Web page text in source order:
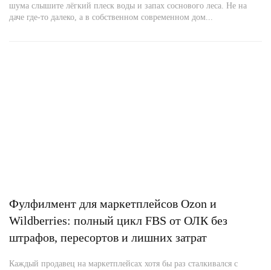
шума слышите лёгкий плеск воды и запах соснового леса. Не на
даче где-то далеко, а в собственном современном дом...
Фулфилмент для маркетплейсов Ozon и
Wildberries: полный цикл FBS от ОЛК без
штрафов, пересортов и лишних затрат
Каждый продавец на маркетплейсах хотя бы раз сталкивался с